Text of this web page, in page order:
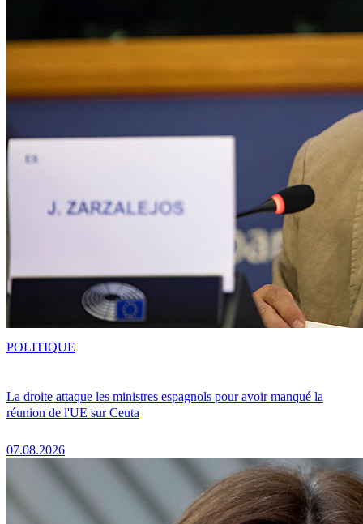
La droite attaque les ministres espagnols pour avoir manqué la
réunion de l'UE sur Ceuta
07.08.2026
POLITIQUE